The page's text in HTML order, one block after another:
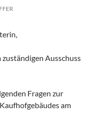
Ausschuss
Fragen zur
am